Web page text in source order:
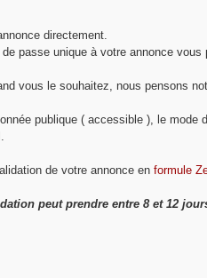
directement.
passe unique à votre annonce vous
vous le souhaitez, nous pensons
publique ( accessible ), le mode
de votre annonce en formule
peut prendre entre 8 et 12